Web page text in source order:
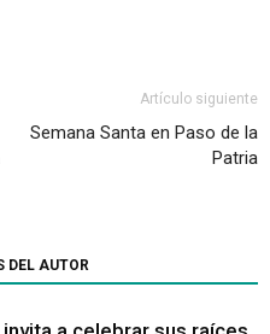
Artículo siguiente
Semana Santa en Paso de la
Patria
DEL AUTOR